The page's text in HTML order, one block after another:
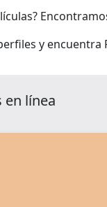
y encuentra
en línea